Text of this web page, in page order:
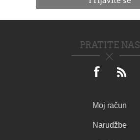
PRATITE NAS
Moj račun
Narudžbe